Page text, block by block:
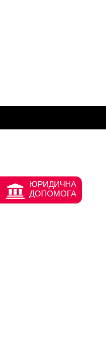
ЮРИДИЧНА
ДОПОМОГА